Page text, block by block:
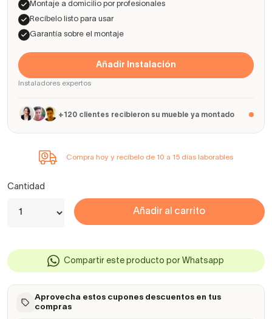
Montaje a domicilio por profesionales
Recíbelo listo para usar
Garantía sobre el montaje
Añadir Instalación
Instaladores expertos
+120 clientes recibieron su mueble ya montado
Compra hoy y recíbelo de 10 a 15 días laborables
Cantidad
Añadir al carrito
Compartir este producto por Whatsapp
Aprovecha estos cupones descuentos en tus
compras